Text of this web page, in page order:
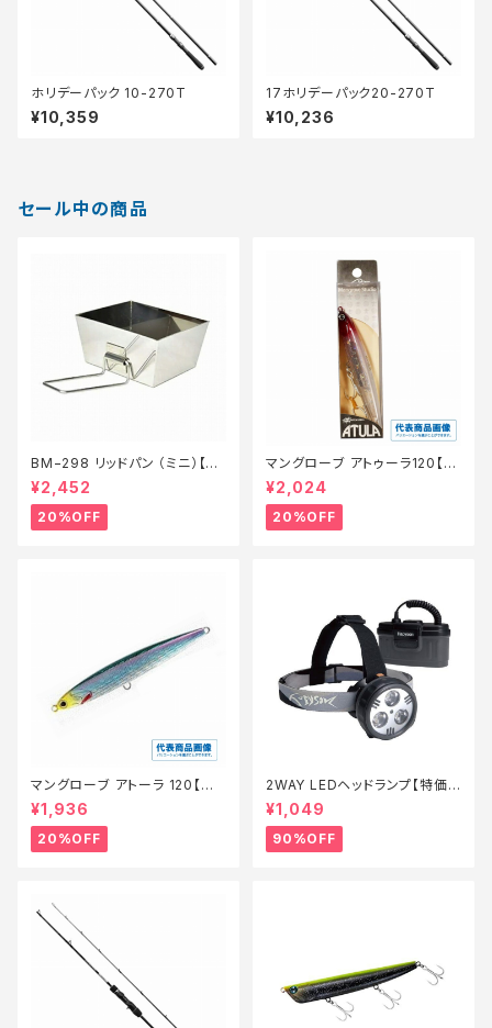
ホリデーパック 10-270T
¥10,359
17ホリデーパック20-270T
¥10,236
セール中の商品
BM−298 リッドパン （ミニ）【特
価装備】【20】
¥2,452
20%OFF
マングローブ アトゥーラ120【特
価ルアー】【20】
¥2,024
20%OFF
マングローブ アトーラ 120【特
価ルアー】【20】
¥1,936
20%OFF
2WAY LEDヘッドランプ【特価
装備】【90】
¥1,049
90%OFF